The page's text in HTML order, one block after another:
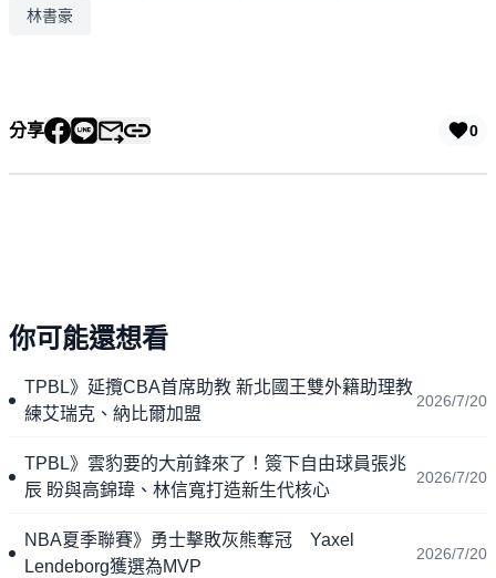
林書豪
分享 0
你可能還想看
TPBL》延攬CBA首席助教 新北國王雙外籍助理教
練艾瑞克、納比爾加盟
2026/7/20
TPBL》雲豹要的大前鋒來了！簽下自由球員張兆
辰 盼與高錦瑋、林信寬打造新生代核心
2026/7/20
NBA夏季聯賽》勇士擊敗灰熊奪冠 Yaxel
Lendeborg獲選為MVP
2026/7/20